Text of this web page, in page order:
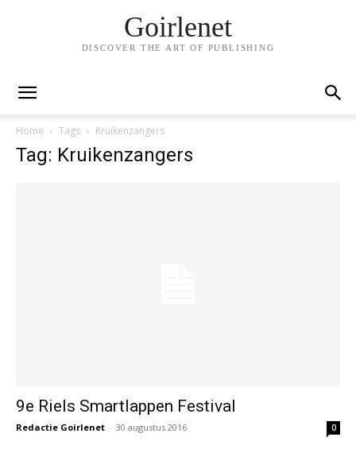
Goirlenet
DISCOVER THE ART OF PUBLISHING
Home Tags Kruikenzangers
Tag: Kruikenzangers
9e Riels Smartlappen Festival
Redactie Goirlenet - 30 augustus 2016 0